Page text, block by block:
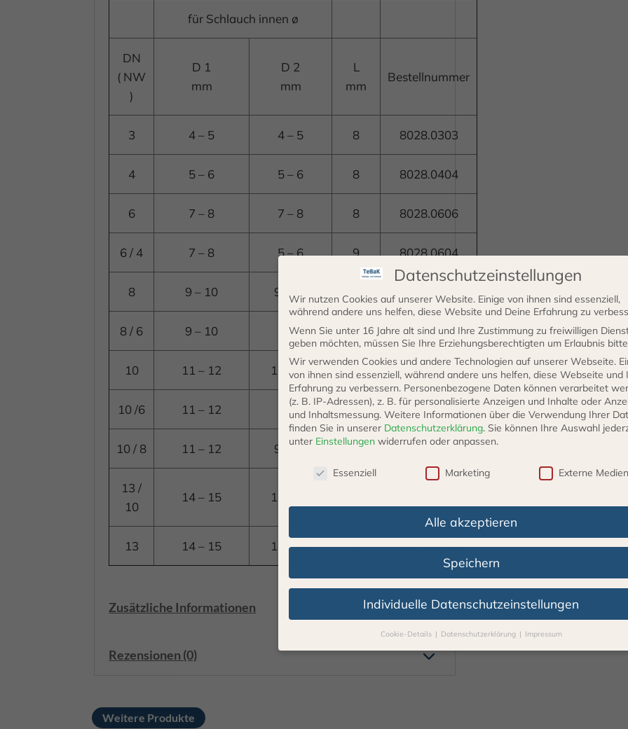
für Schlauch innen ø
DN
( NW
)
D 1
mm
D 2
mm
L
mm
Bestellnummer
3 4 – 5 4 – 5 8 8028.0303
4 5 – 6 5 – 6 8 8028.0404
6 7 – 8 7 – 8 8 8028.0606
6 / 4 7 – 8 5 – 6 9 8028.0604
8 9 – 10 9 – 10 8028.0808
8 / 6 9 – 10 7 – 8 9 8028.0806
10 11 – 12 11 – 12 9 8028.1010
10 /6 11 – 12 7 – 8 9 8028.1006
10 / 8 11 – 12 9 – 10 9 8028.1008
13 /
10
14 – 15 11 – 12
13 14 – 15 14 – 15 9 8028.1313
Zusätzliche Informationen
Rezensionen (0)
Weitere Produkte
Datenschutzeinstellungen
Wir nutzen Cookies auf unserer Website. Einige von ihnen sind essenziell,
während andere uns helfen, diese Website und Deine Erfahrung zu
Wenn Sie unter 16 Jahre alt sind und Ihre Zustimmung zu freiwilligen
geben möchten, müssen Sie Ihre Erziehungsberechtigten um Erlaubnis
Wir verwenden Cookies und andere Technologien auf unserer Webseite.
von ihnen sind essenziell, während andere uns helfen, diese Webseite und
Erfahrung zu verbessern. Personenbezogene Daten können verarbeitet
(z. B. IP-Adressen), z. B. für personalisierte Anzeigen und Inhalte oder
und Inhaltsmessung. Weitere Informationen über die Verwendung Ihrer
finden Sie in unserer Datenschutzerklärung. Sie können Ihre Auswahl
unter Einstellungen widerrufen oder anpassen.
Essenziell Marketing Externe Medien
Alle akzeptieren
Speichern
Individuelle Datenschutzeinstellungen
Cookie-Details Datenschutzerklärung Impressum
Datenschutzeinstellungen